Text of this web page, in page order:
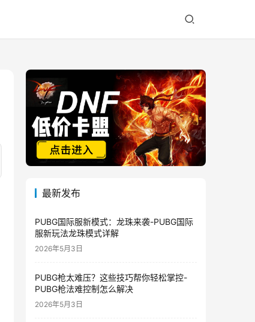
最新发布
PUBG国际服新模式：龙珠来袭-PUBG国际
服新玩法龙珠模式详解
2026年5月3日
PUBG枪太难压？这些技巧帮你轻松掌控-
PUBG枪法难控制怎么解决
2026年5月3日